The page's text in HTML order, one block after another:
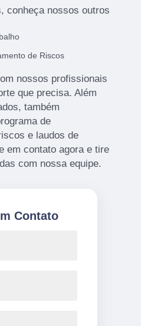
conheça nossos outros
de Riscos
nossos profissionais
que precisa. Além
também
de
e laudos de
em contato agora e tire
com nossa equipe.
Contato